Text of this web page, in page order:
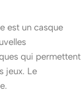
est un casque
qui permettent
jeux. Le